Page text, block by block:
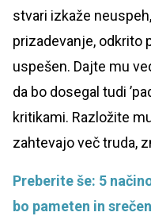
stvari izkaže
prizadevanje, odkrito
uspešen. Dajte mu
da bo dosegal tudi
kritikami. Razložite
zahtevajo več truda,
Preberite še: 5
bo pameten in srečen